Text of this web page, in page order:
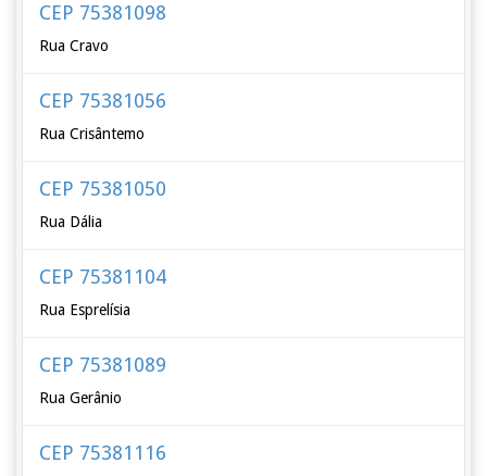
CEP 75381098
Rua Cravo
CEP 75381056
Rua Crisântemo
CEP 75381050
Rua Dália
CEP 75381104
Rua Esprelísia
CEP 75381089
Rua Gerânio
CEP 75381116